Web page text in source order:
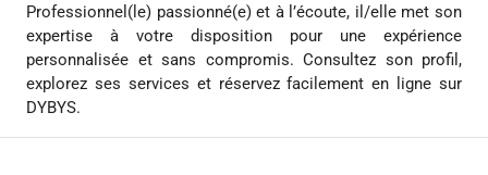
Professionnel(le) passionné(e) et à l’écoute, il/elle met son
expertise à votre disposition pour une expérience
personnalisée et sans compromis. Consultez son profil,
explorez ses services et réservez facilement en ligne sur
DYBYS.